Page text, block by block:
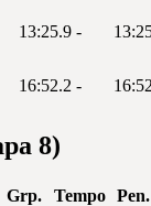
13:25.9 -
16:52.2 -
8)
Grp. Tempo Pen.